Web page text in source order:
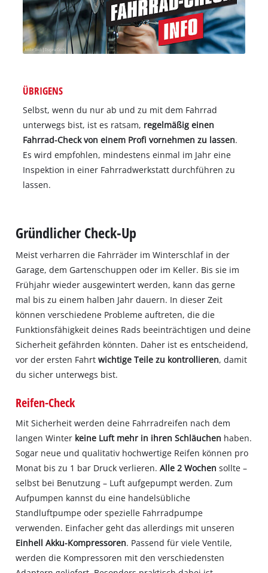
ÜBRIGENS
Selbst, wenn du nur ab und zu mit dem Fahrrad
unterwegs bist, ist es ratsam, regelmäßig einen
Fahrrad-Check von einem Profi vornehmen zu lassen.
Es wird empfohlen, mindestens einmal im Jahr eine
Inspektion in einer Fahrradwerkstatt durchführen zu
lassen.
Gründlicher Check-Up
Meist verharren die Fahrräder im Winterschlaf in der
Garage, dem Gartenschuppen oder im Keller. Bis sie im
Frühjahr wieder ausgewintert werden, kann das gerne
mal bis zu einem halben Jahr dauern. In dieser Zeit
können verschiedene Probleme auftreten, die die
Funktionsfähigkeit deines Rads beeinträchtigen und deine
Sicherheit gefährden könnten. Daher ist es entscheidend,
vor der ersten Fahrtwichtige Teile zu kontrollieren, damit
du sicher unterwegs bist.
Reifen-Check
Mit Sicherheit werden deine Fahrradreifen nach dem
langen Winter keine Luft mehr in ihren Schläuchen haben.
Sogar neue und qualitativ hochwertige Reifen können pro
Monat bis zu 1 bar Druck verlieren.Alle 2 Wochen sollte –
selbst bei Benutzung – Luft aufgepumpt werden. Zum
Aufpumpen kannst du eine handelsübliche
Standluftpumpe oder spezielle Fahrradpumpe
verwenden. Einfacher geht das allerdings mit unseren
Einhell Akku-Kompressoren. Passend für viele Ventile,
werden die Kompressoren mit den verschiedensten